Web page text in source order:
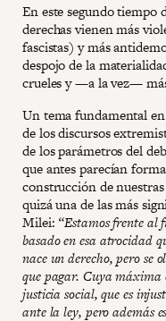
En este segundo tiempo
derechas vienen más
fascistas) y más
despojo de la
crueles y —a la vez—
Un tema fundamental
de los discursos
de los parámetros del
que antes parecían
construcción de
quizá una de las más
Milei: “Estamos frente al
basado en esa atrocidad
nace un derecho, pero se
que pagar. Cuya máxima
justicia social, que es
ante la ley, pero además